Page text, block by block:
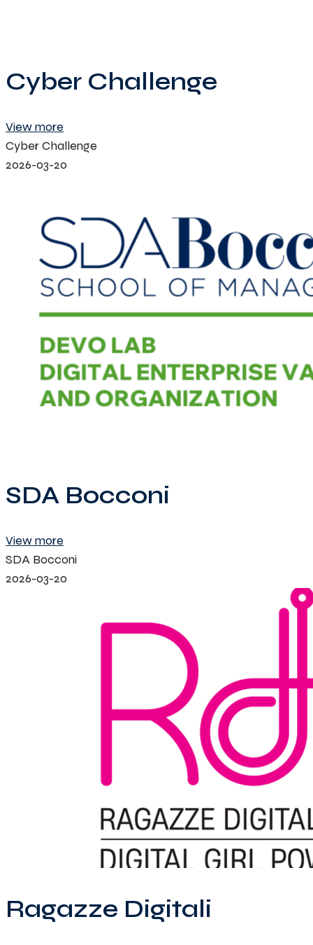
Cyber Challenge
View more
Cyber Challenge
2026-03-20
SDA Bocconi
View more
SDA Bocconi
2026-03-20
Ragazze Digitali